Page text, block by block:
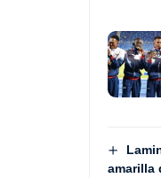
amarilla